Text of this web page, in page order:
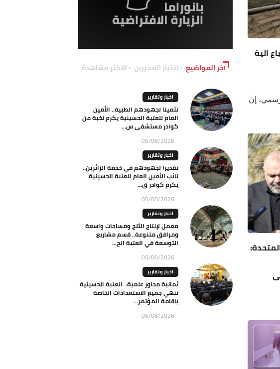
عن اتباع الية
إن
آخر المواضيع اختيار المحررين الاكثر مشاهدة
اخبار وتقارير
تثمينا لجهودهم الطبية.. الأمين
العام للعتبة الحسينية يكرم نخبة من
كوادر مستشفى س...
05/08/2026
اخبار وتقارير
تقديرا لجهودهم في خدمة الزائرين..
نائب الأمين العام للعتبة الحسينية
يكرم كوادر ق...
05/08/2026
اخبار وتقارير
معمل لإنتاج الثلج ومساحات واسعة
ومرافق متنوعة.. قسم مشاريع
التوسعة في العتبة الح...
05/08/2026
اخبار وتقارير
ثمانية محاور علمية.. العتبة الحسينية
تنهي جميع الاستعدادات الخاصة
باقامة المؤتمر...
05/08/2026